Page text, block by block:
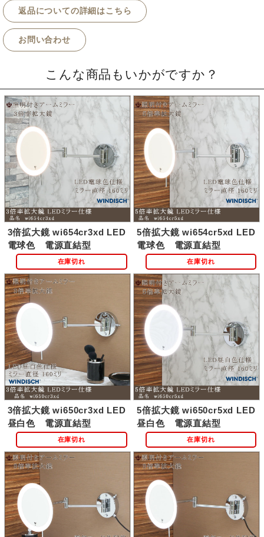
返品についての詳細はこちら
お問い合わせ
こんな商品もいかがですか？
3倍拡大鏡 wi654cr3xd LED
電球色 電源直結型
在庫切れ
5倍拡大鏡 wi654cr5xd LED
電球色 電源直結型
在庫切れ
3倍拡大鏡 wi650cr3xd LED
昼白色 電源直結型
在庫切れ
5倍拡大鏡 wi650cr5xd LED
昼白色 電源直結型
在庫切れ